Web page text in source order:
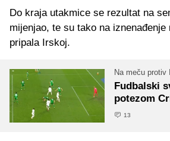
Do kraja utakmice se rezultat na
mijenjao, te su tako na
pripala Irskoj.
Na meču protiv
Fudbalski
potezom
13